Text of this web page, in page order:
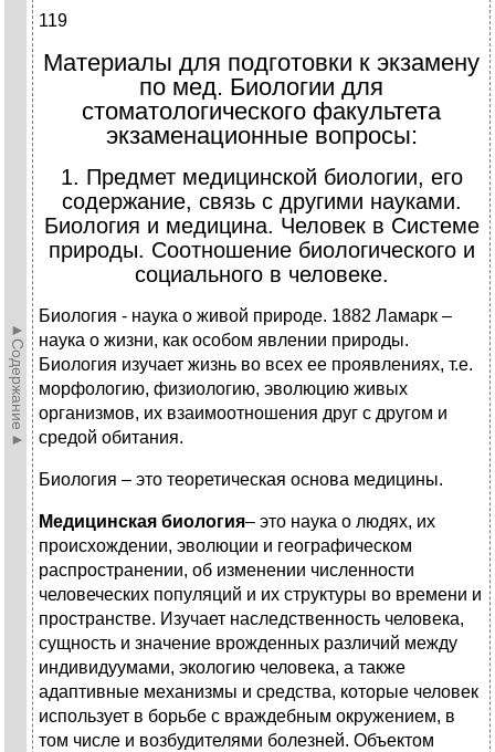
►Содержание►
119
Материалы для подготовки к экзамену
по мед. Биологии для
стоматологического факультета
экзаменационные вопросы:
1. Предмет медицинской биологии, его
содержание, связь с другими науками.
Биология и медицина. Человек в Системе
природы. Соотношение биологического и
социального в человеке.
Биология - наука о живой природе. 1882 Ламарк –
наука о жизни, как особом явлении природы.
Биология изучает жизнь во всех ее проявлениях, т.е.
морфологию, физиологию, эволюцию живых
организмов, их взаимоотношения друг с другом и
средой обитания.
Биология – это теоретическая основа медицины.
Медицинская биология– это наука о людях, их
происхождении, эволюции и географическом
распространении, об изменении численности
человеческих популяций и их структуры во времени и
пространстве. Изучает наследственность человека,
сущность и значение врожденных различий между
индивидуумами, экологию человека, а также
адаптивные механизмы и средства, которые человек
использует в борьбе с враждебным окружением, в
том числе и возбудителями болезней. Объектом